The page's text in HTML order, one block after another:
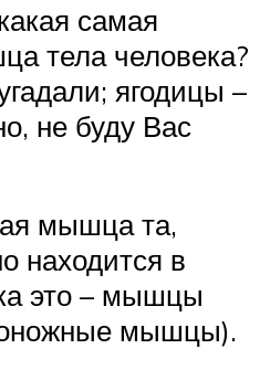
самая
тела человека?
ягодицы –
не буду Вас
мышца та,
находится в
это – мышцы
мышцы).